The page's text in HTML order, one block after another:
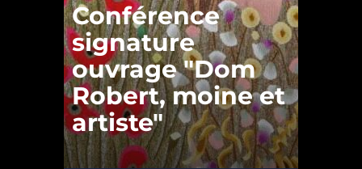
Conférence
signature
ouvrage "Dom
Robert, moine et
artiste"